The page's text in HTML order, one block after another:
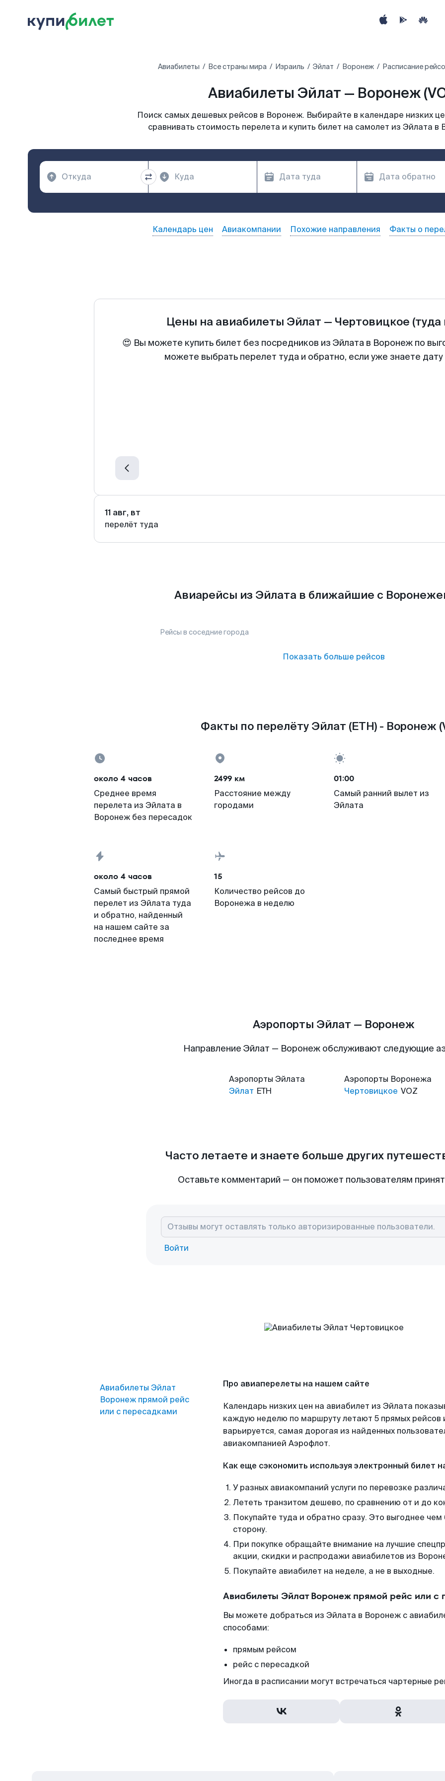
Авиабилеты Все страны мира Израиль Эйлат Воронеж Расписание
Авиабилеты Эйлат — Воронеж
Поиск самых дешевых рейсов в Воронеж. Выбирайте в календаре низких
сравнивать стоимость перелета и купить билет на самолет из Эйлата в
Календарь цен Авиакомпании Похожие направления Факты о
Цены на авиабилеты Эйлат — Чертовицкое (туда
😍 Вы можете купить билет без посредников из Эйлата в Воронеж по
можете выбрать перелет туда и обратно, если уже знаете
11 авг, вт
перелёт туда
Авиарейсы из Эйлата в ближайшие с
Рейсы в соседние города
Показать больше рейсов
Факты по перелёту Эйлат (ETH) - Воронеж
около 4 часов
Среднее время
перелета из Эйлата в
Воронеж без пересадок
2499 км
Расстояние между
городами
01:00
Самый ранний вылет из
Эйлата
около 4 часов
Самый быстрый прямой
перелет из Эйлата туда
и обратно, найденный
на нашем сайте за
последнее время
15
Количество рейсов до
Воронежа в неделю
Аэропорты Эйлат — Воронеж
Направление Эйлат — Воронеж обслуживают следующие
Аэропорты Эйлата
Эйлат ETH
Аэропорты Воронежа
Чертовицкое VOZ
Часто летаете и знаете больше других
Оставьте комментарий — он поможет пользователям
Войти
Авиабилеты Эйлат
Воронеж прямой рейс
или с пересадками
Про авиаперелеты на нашем сайте
Календарь низких цен на авиабилет из Эйлата
каждую неделю по маршруту летают 5 прямых рейсов
варьируется, самая дорогая из найденных
авиакомпанией Аэрофлот.
Как еще сэкономить используя электронный билет
У разных авиакомпаний услуги по перевозке
Лететь транзитом дешево, по сравнению от и до
Покупайте туда и обратно сразу. Это выгоднее
сторону.
При покупке обращайте внимание на лучшие
акции, скидки и распродажи авиабилетов из
Покупайте авиабилет на неделе, а не в выходные.
Авиабилеты Эйлат Воронеж прямой рейс или с
Вы можете добраться из Эйлата в Воронеж с
способами:
прямым рейсом
рейс с пересадкой
Иногда в расписании могут встречаться чартерные